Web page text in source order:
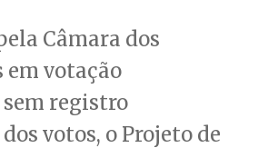
Câmara dos
em votação
registro
votos, o Projeto de